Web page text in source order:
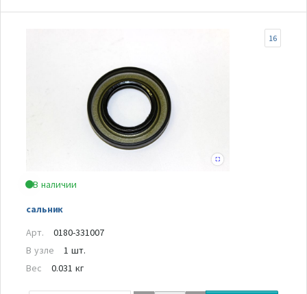
В наличии
сальник
16
Арт.
0180-331007
В узле
1 шт.
Вес
0.031 кг